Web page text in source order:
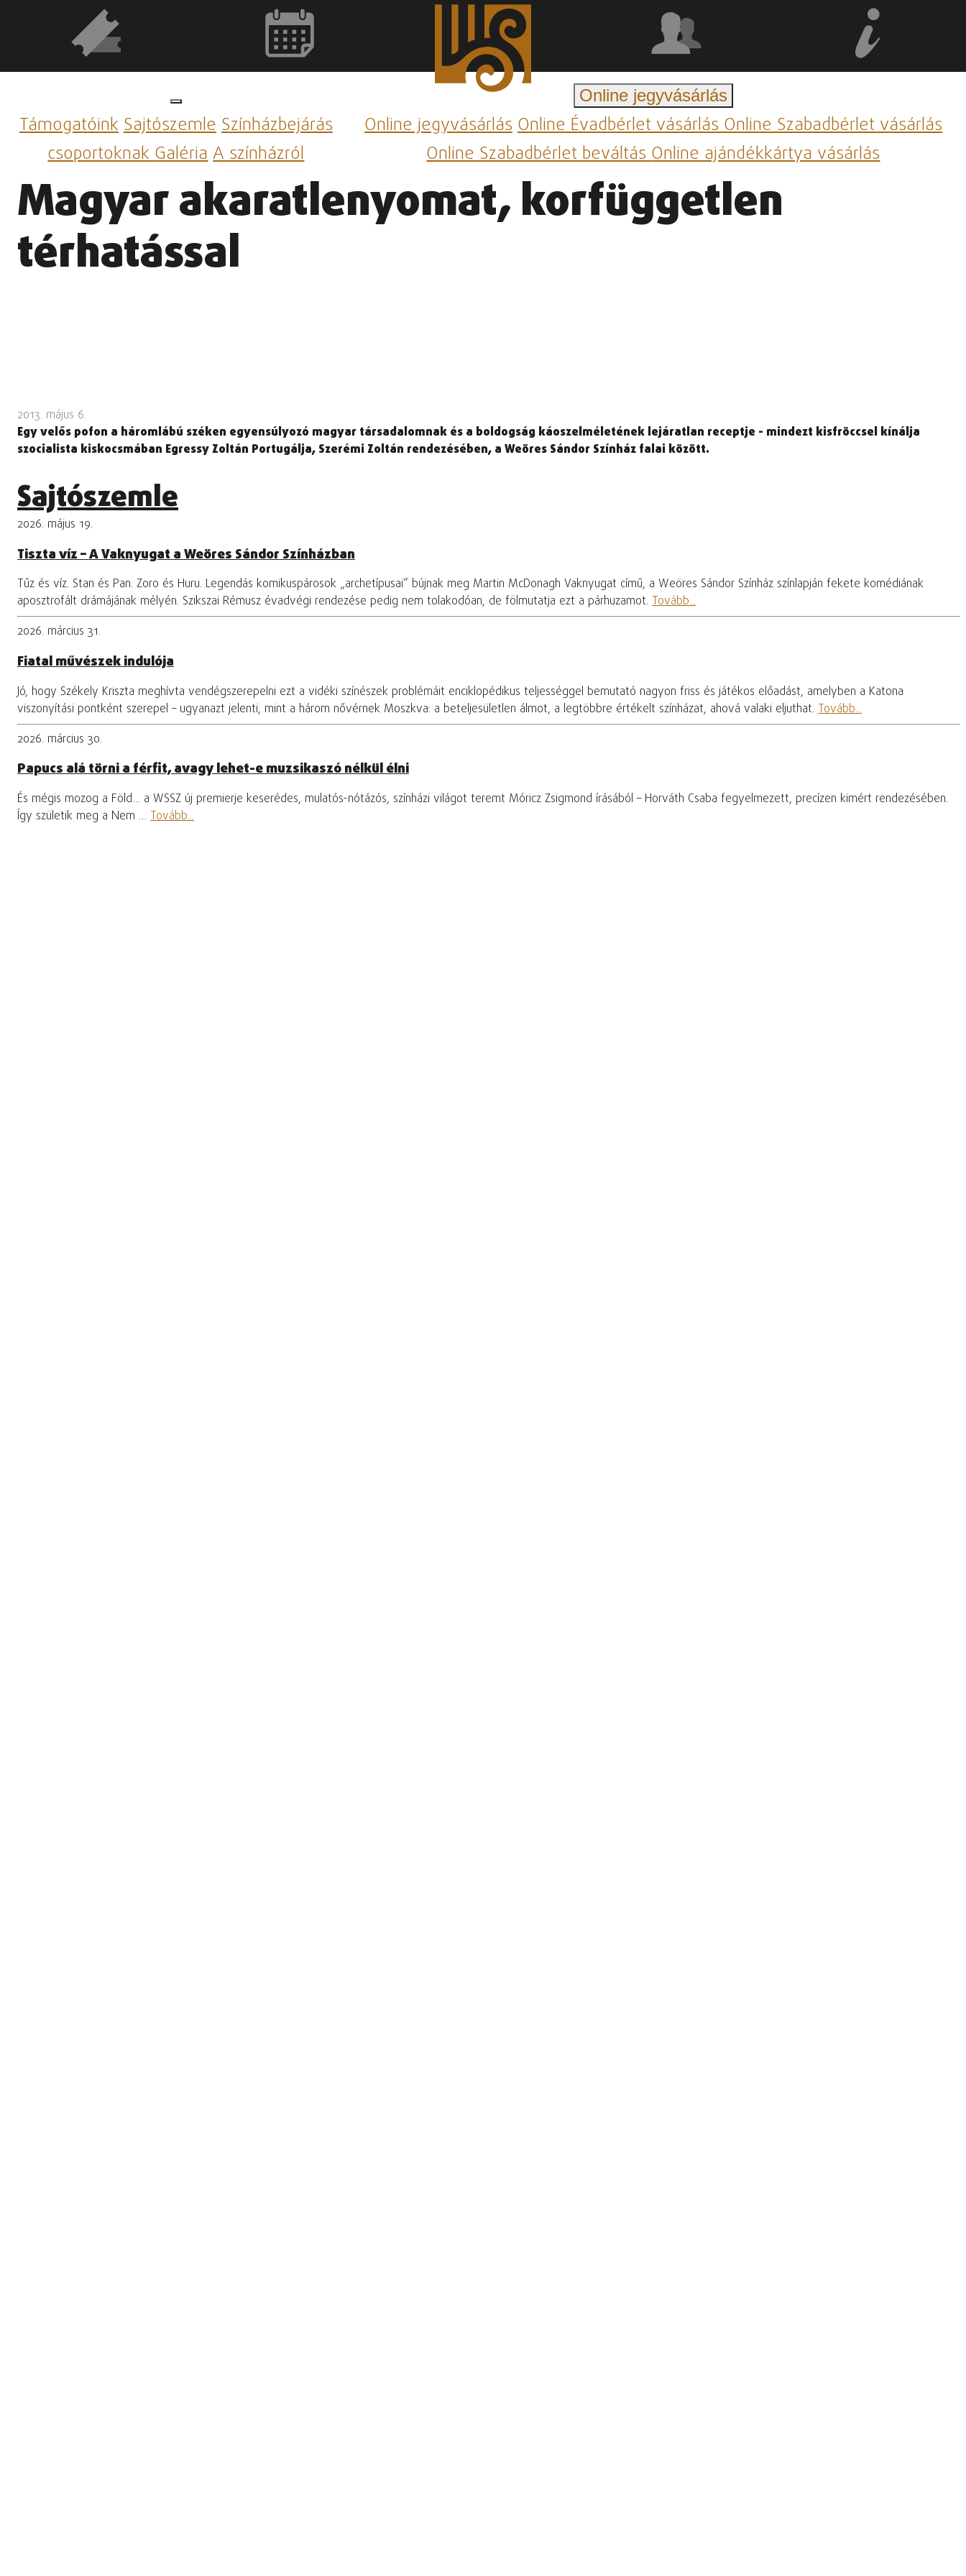
TámogatóinkSajtószemleSzínházbejárás
csoportoknakGalériaA színházról
Online jegyvásárlás
Online jegyvásárlásOnline Évadbérlet vásárlásOnline Szabadbérlet vásárlás
Online Szabadbérlet beváltásOnline ajándékkártya vásárlás
Magyar akaratlenyomat, korfüggetlen
térhatással
2013. május 6.
Egy velős pofon a háromlábú széken egyensúlyozó magyar társadalomnak és a boldogság káoszelméletének lejáratlan receptje - mindezt kisfröccsel kínálja
szocialista kiskocsmában Egressy Zoltán Portugálja, Szerémi Zoltán rendezésében, a Weöres Sándor Színház falai között.
Sajtószemle
2026. május 19.
Tiszta víz – A Vaknyugat a Weöres Sándor Színházban
Tűz és víz. Stan és Pan. Zoro és Huru. Legendás komikuspárosok „archetípusai” bújnak meg Martin McDonagh Vaknyugat című, a Weöres Sándor Színház színlapján fekete komédiának
aposztrofált drámájának mélyén. Szikszai Rémusz évadvégi rendezése pedig nem tolakodóan, de fölmutatja ezt a párhuzamot. Tovább...
2026. március 31.
Fiatal művészek indulója
Jó, hogy Székely Kriszta meghívta vendégszerepelni ezt a vidéki színészek problémáit enciklopédikus teljességgel bemutató nagyon friss és játékos előadást, amelyben a Katona
viszonyítási pontként szerepel – ugyanazt jelenti, mint a három nővérnek Moszkva: a beteljesületlen álmot, a legtöbbre értékelt színházat, ahová valaki eljuthat. Tovább...
2026. március 30.
Papucs alá törni a férfit, avagy lehet-e muzsikaszó nélkül élni
És mégis mozog a Föld… a WSSZ új premierje keserédes, mulatós-nótázós, színházi világot teremt Móricz Zsigmond írásából – Horváth Csaba fegyelmezett, precízen kimért rendezésében.
Így születik meg a Nem … Tovább...